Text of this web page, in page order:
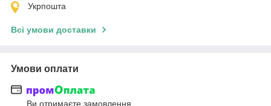
Укрпошта
Всі умови доставки
Умови оплати
Ви отримаєте замовлення